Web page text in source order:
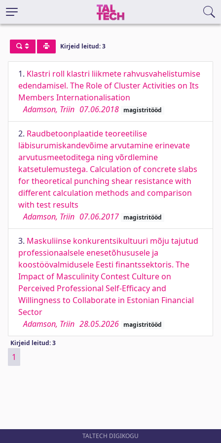
Kirjeid leitud: 3
1. Klastri roll klastri liikmete rahvusvahelistumise
edendamisel. The Role of Cluster Activities on Its
Members Internationalisation
Adamson, Triin 07.06.2018 magistritööd
2. Raudbetoonplaatide teoreetilise
läbisurumiskandevõime arvutamine erinevate
arvutusmeetoditega ning võrdlemine
katsetulemustega. Calculation of concrete slabs
for theoretical punching shear resistance with
different calculation methods and comparison
with test results
Adamson, Triin 07.06.2017 magistritööd
3. Maskuliinse konkurentsikultuuri mõju tajutud
professionaalsele enesetõhususele ja
koostöövalmidusele Eesti finantssektoris. The
Impact of Masculinity Contest Culture on
Perceived Professional Self-Efficacy and
Willingness to Collaborate in Estonian Financial
Sector
Adamson, Triin 28.05.2026 magistritööd
Kirjeid leitud: 3
1
TALTECH DIGIKOGU